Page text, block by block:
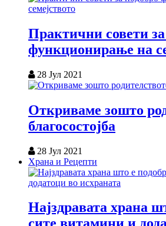
Практични совети
функционирање на
28 Јул 2021
Откриваме зошто
благосостојба
28 Јул 2021
Храна и Рецепти
Најздравата храна